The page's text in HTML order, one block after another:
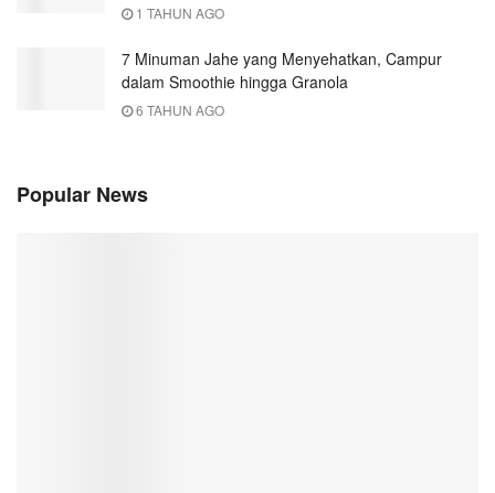
1 TAHUN AGO
7 Minuman Jahe yang Menyehatkan, Campur
dalam Smoothie hingga Granola
6 TAHUN AGO
Popular News